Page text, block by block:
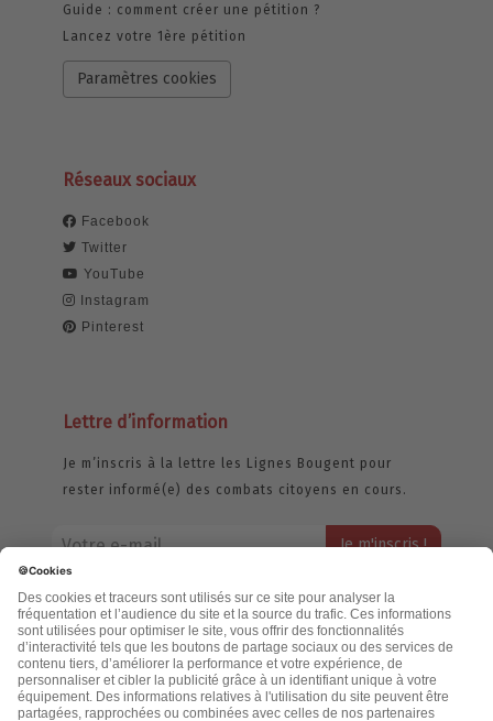
Guide : comment créer une pétition ?
Lancez votre 1ère pétition
Paramètres cookies
Réseaux sociaux
Facebook
Twitter
YouTube
Instagram
Pinterest
Lettre d’information
Je m’inscris à la lettre les Lignes Bougent pour
rester informé(e) des combats citoyens en cours.
jamais échangée. Pour consulter notre politique de confidentialité,
cliquez ici.
Accueil